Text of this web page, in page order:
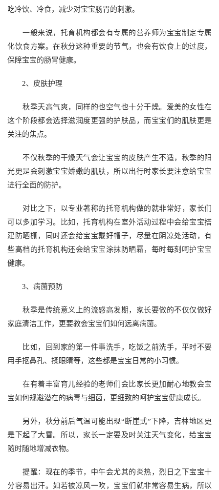
吃冷饮、冷食，减少对宝宝肠胃的刺激。
一般来说，托育机构都会有专属的营养师为宝宝制定专属
化饮食方案。在秋分这种重要的节气，也会有饮食上的过度，
保障宝宝的肠胃健康。
2、皮肤护理
秋季天高气爽，同样的也空气也十分干燥。爱美的女性在
这个阶段都会选择滋润度更强的护肤品，而宝宝们的肌肤更是
关注的焦点。
不仅秋季的干燥天气会让宝宝的皮肤产生不适，秋季的阳
光更是会刺激宝宝娇嫩的肌肤，所以出行时家长要注意给宝宝
进行全面的防护。
对比之下，以专业著称的托育机构做的就非常好，家长们
可以多加学习。比如，托育机构在室外活动过程中会给宝宝搭
建防晒棚，同时还会给宝宝戴好帽子，尽量在阴凉处活动，有
些高档的托育机构还会给宝宝涂抹防晒霜，每时每刻呵护宝宝
健康。
3、病菌预防
秋季是传统意义上的流感高发期，家长要做的不仅仅做好
家庭清洁工作，更要教会宝宝们如何远离病菌。
比如，回到家的第一件事洗手，吃饭之前洗手，平时不要
用手抠鼻孔、揉眼睛等，这些都是宝宝日常的小习惯。
在有着丰富育儿经验的老师们会比家长更加耐心地教会宝
宝如何规避潜在的病毒与细菌，更细致的呵护宝宝健康成长。
另外，秋分前后气温可能出现“断崖式”下降，吉林地区更
是下起了大雪。所以，家长一定要及时关注天气变化，给宝宝
随时随地增减衣物。
提醒：现在的季节，中午会尤其的炎热，烈日之下宝宝十
分容易出汗。如若被凉风一吹，宝宝们就非常容易生病，所以